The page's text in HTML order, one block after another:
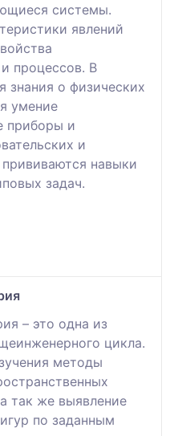
системы.
явлений
процессов. В
знания о физических
умение
приборы и
и
навыки
задач.
– это одна из
цикла.
методы
так же выявление
по заданным